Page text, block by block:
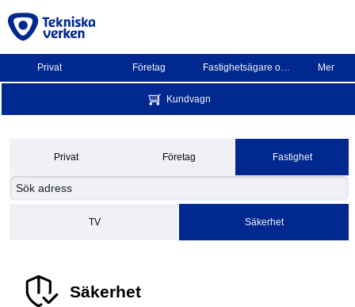
Privat Företag Fastighetsägare och BRF Mer
Kundvagn
Privat Företag Fastighet
TV Säkerhet
Säkerhet